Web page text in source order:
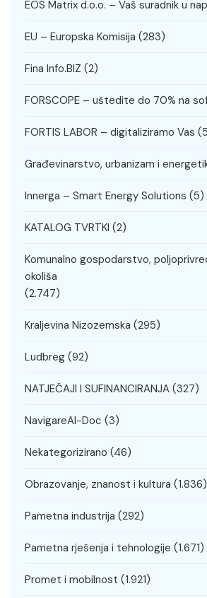
EOS Matrix d.o.o. – Vaš suradnik u
EU – Europska Komisija (283)
Fina Info.BIZ (2)
FORSCOPE – uštedite do 70% na
FORTIS LABOR – digitaliziramo Vas
Građevinarstvo, urbanizam i
Innerga – Smart Energy Solutions (5)
KATALOG TVRTKI (2)
Komunalno gospodarstvo,
okoliša
(2.747)
Kraljevina Nizozemska (295)
Ludbreg (92)
NATJEČAJI I SUFINANCIRANJA (327)
NavigareAI-Doc (3)
Nekategorizirano (46)
Obrazovanje, znanost i kultura (1.836)
Pametna industrija (292)
Pametna rješenja i tehnologije (1.671)
Promet i mobilnost (1.921)